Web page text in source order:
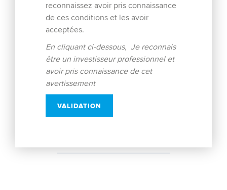
← Précédent
reconnaissez avoir pris connaissance
de ces conditions et les avoir
acceptées.
En cliquant ci-dessous, Je reconnais
être un investisseur professionnel et
avoir pris connaissance de cet
avertissement
VALIDATION